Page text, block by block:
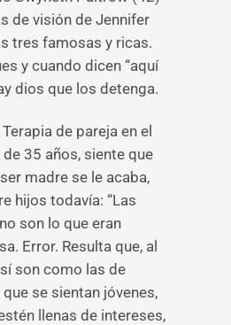
de visión de Jennifer
tres famosas y ricas.
y cuando dicen “aquí
dios que los detenga.
de pareja en el
35 años, siente que
madre se le acaba,
hijos todavía: “Las
son lo que eran
Error. Resulta que, al
son como las de
se sientan jóvenes,
llenas de intereses,